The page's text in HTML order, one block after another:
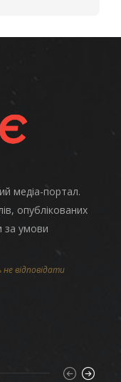
медіа-портал.
опублікованих
за умови
відповідати